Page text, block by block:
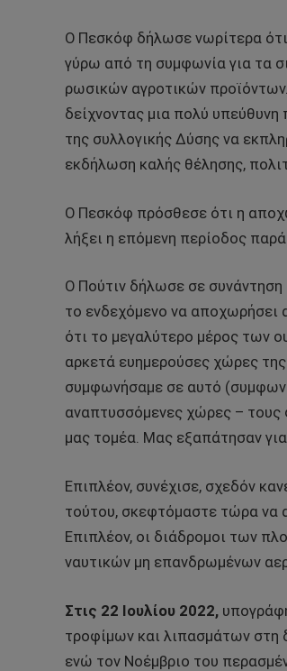
Ο Πεσκόφ δήλωσε νωρίτερα
γύρω από τη συμφωνία για τα
ρωσικών αγροτικών
δείχνοντας μια πολύ υπεύθυνη
της συλλογικής Δύσης να
εκδήλωση καλής θέλησης,
Ο Πεσκόφ πρόσθεσε ότι η
λήξει η επόμενη περίοδος
Ο Πούτιν δήλωσε σε συνάντηση
το ενδεχόμενο να αποχωρήσει
ότι το μεγαλύτερο μέρος των
αρκετά ευημερούσες χώρες
συμφωνήσαμε σε αυτό
αναπτυσσόμενες χώρες – τους
μας τομέα. Μας εξαπάτησαν
Επιπλέον, συνέχισε, σχεδόν
τούτου, σκεφτόμαστε τώρα να
Επιπλέον, οι διάδρομοι των
ναυτικών μη επανδρωμένων
Στις 22 Ιουλίου 2022,
τροφίμων και λιπασμάτων στη
ενώ τον Νοέμβριο του